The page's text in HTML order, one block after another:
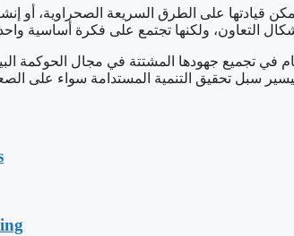
قيادتها على الطرق السريعة الصحراوية،
التعاون، ولكنها تجتمع على فكرة أساسية
في تجميع جهودها المشتتة في مجال الحوكمة
سبل تحقيق التنمية المستدامة سواء على